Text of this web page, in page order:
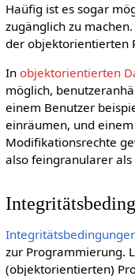
Haüfig ist es sogar
zugänglich zu
der objektorientierten
In objektorientierten
möglich,
einem Benutzer
einräumen, und
Modifikationsrechte
also feingranularer
zur Programmierung.
(objektorientierten)